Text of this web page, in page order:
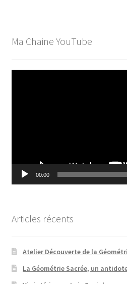
Ma Chaine YouTube
00:00
Articles récents
Atelier Découverte de la
La Géométrie Sacrée, un